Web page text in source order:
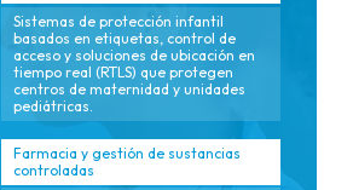
Sistemas de protección infantil
basados ​​en etiquetas, control de
acceso y soluciones de ubicación en
tiempo real (RTLS) que protegen
centros de maternidad y unidades
pediátricas.
Farmacia y gestión de sustancias
controladas